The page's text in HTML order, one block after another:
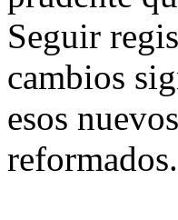
Seguir
cambios
esos
reformados.